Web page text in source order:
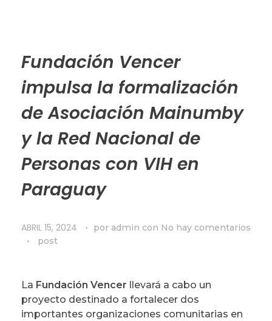
Fundación Vencer
impulsa la formalización
de Asociación Mainumby
y la Red Nacional de
Personas con VIH en
Paraguay
ABRIL 15, 2024 por admin con No hay comentarios
post
La Fundación Vencer llevará a cabo un
proyecto destinado a fortalecer dos
importantes organizaciones comunitarias en